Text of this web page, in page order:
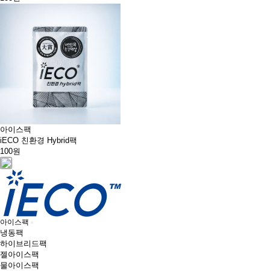
아이스팩
iECO 친환경 Hybrid팩
100원
아이스팩
냉동팩
하이브리드팩
젤아이스팩
물아이스팩